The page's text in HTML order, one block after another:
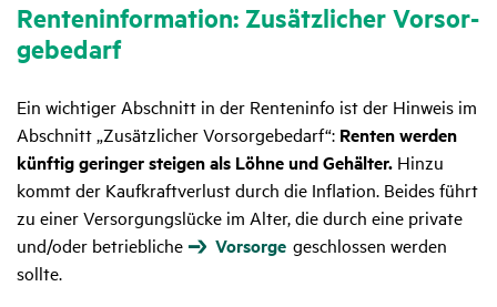
Renten­in­for­ma­tion: Zusätz­li­cher Vorsor­
ge­be­darf
Ein wichtiger Abschnitt in der Renteninfo ist der Hinweis im
Abschnitt „Zusätzlicher Vorsorgebedarf“: Renten werden
künftig geringer steigen als Löhne und Gehälter. Hinzu
kommt der Kaufkraftverlust durch die Inflation. Beides führt
zu einer Versorgungslücke im Alter, die durch eine private
und/oder betriebliche
Vorsorge geschlossen werden
sollte.